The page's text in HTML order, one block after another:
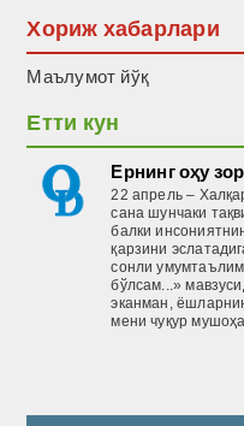
Хориж хабарлари
Маълумот йўқ
Етти кун
Ернинг оҳу
22 апрель –
сана шунчаки
балки
қарзини
сонли
бўлсам...»
эканман,
мени чуқур